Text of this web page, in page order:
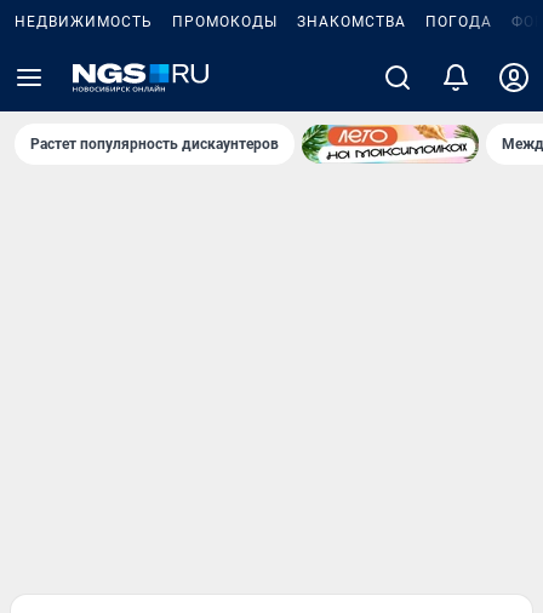
НЕДВИЖИМОСТЬ ПРОМОКОДЫ ЗНАКОМСТВА ПОГОДА
Растет популярность дискаунтеров